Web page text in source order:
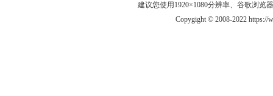
建议您使用1920×1080分辨率、谷歌浏览
Copygight © 2008-2022 https://